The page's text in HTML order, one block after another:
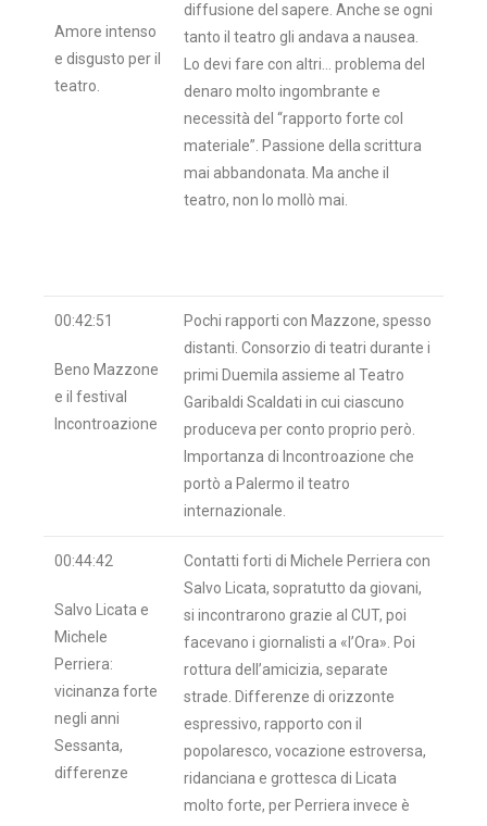
Amore intenso
e disgusto per il
teatro.
diffusione del sapere. Anche se ogni
tanto il teatro gli andava a nausea.
Lo devi fare con altri… problema del
denaro molto ingombrante e
necessità del “rapporto forte col
materiale”. Passione della scrittura
mai abbandonata. Ma anche il
teatro, non lo mollò mai.
00:42:51
Beno Mazzone
e il festival
Incontroazione
Pochi rapporti con Mazzone, spesso
distanti. Consorzio di teatri durante i
primi Duemila assieme al Teatro
Garibaldi Scaldati in cui ciascuno
produceva per conto proprio però.
Importanza di Incontroazione che
portò a Palermo il teatro
internazionale.
00:44:42
Salvo Licata e
Michele
Perriera:
vicinanza forte
negli anni
Sessanta,
differenze
Contatti forti di Michele Perriera con
Salvo Licata, sopratutto da giovani,
si incontrarono grazie al CUT, poi
facevano i giornalisti a «l’Ora». Poi
rottura dell’amicizia, separate
strade. Differenze di orizzonte
espressivo, rapporto con il
popolaresco, vocazione estroversa,
ridanciana e grottesca di Licata
molto forte, per Perriera invece è